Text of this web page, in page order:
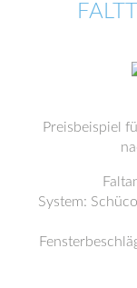
Preisbeispiel
System: